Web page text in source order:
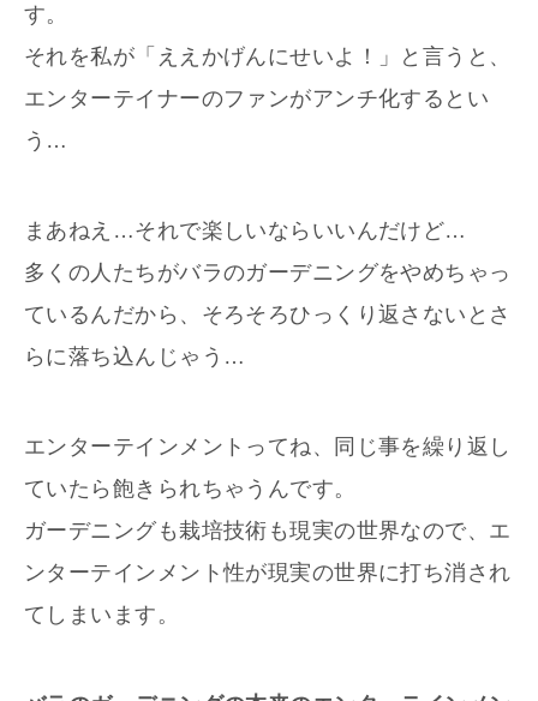
す。
それを私が「ええかげんにせいよ！」と言うと、
エンターテイナーのファンがアンチ化するとい
う…
まあねえ…それで楽しいならいいんだけど…
多くの人たちがバラのガーデニングをやめちゃっ
ているんだから、そろそろひっくり返さないとさ
らに落ち込んじゃう…
エンターテインメントってね、同じ事を繰り返し
ていたら飽きられちゃうんです。
ガーデニングも栽培技術も現実の世界なので、エ
ンターテインメント性が現実の世界に打ち消され
てしまいます。